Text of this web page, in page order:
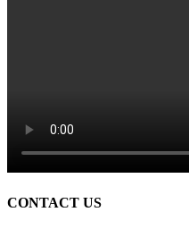
CONTACT US